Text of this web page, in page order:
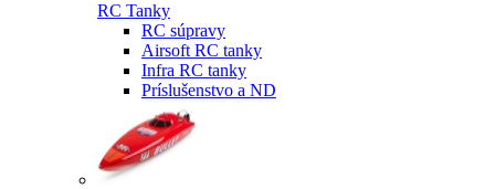
RC Tanky
RC súpravy
Airsoft RC tanky
Infra RC tanky
Príslušenstvo a ND